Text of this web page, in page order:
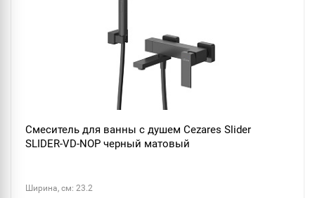
Смеситель для ванны с душем Cezares Slider
SLIDER-VD-NOP черный матовый
Ширина, см: 23.2